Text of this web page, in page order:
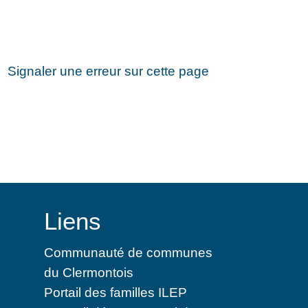
Signaler une erreur sur cette page
Liens
Communauté de communes
du Clermontois
Portail des familles ILEP